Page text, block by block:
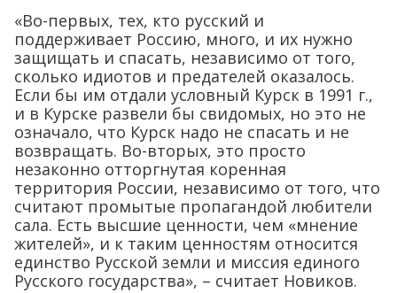
«Во-первых, тех, кто русский и
поддерживает Россию, много, и их нужно
защищать и спасать, независимо от того,
сколько идиотов и предателей оказалось.
Если бы им отдали условный Курск в 1991 г.,
и в Курске развели бы свидомых, но это не
означало, что Курск надо не спасать и не
возвращать. Во-вторых, это просто
незаконно отторгнутая коренная
территория России, независимо от того, что
считают промытые пропагандой любители
сала. Есть высшие ценности, чем «мнение
жителей», и к таким ценностям относится
единство Русской земли и миссия единого
Русского государства», – считает Новиков.